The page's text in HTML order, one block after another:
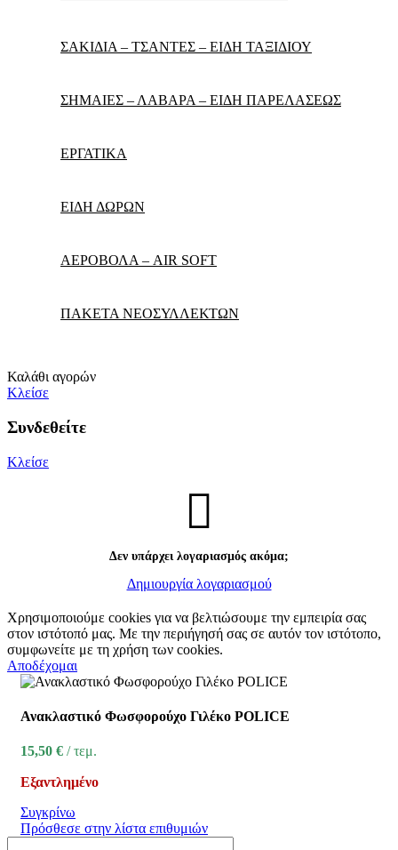
ΣΑΚΙΔΙΑ – ΤΣΑΝΤΕΣ – ΕΙΔΗ ΤΑΞΙΔΙΟΥ
ΣΗΜΑΙΕΣ – ΛΑΒΑΡΑ – ΕΙΔΗ ΠΑΡΕΛΑΣΕΩΣ
ΕΡΓΑΤΙΚΑ
ΕΙΔΗ ΔΩΡΩΝ
ΑΕΡΟΒΟΛΑ – AIR SOFT
ΠΑΚΕΤΑ ΝΕΟΣΥΛΛΕΚΤΩΝ
Καλάθι αγορών
Κλείσε
Συνδεθείτε
Κλείσε
Δεν υπάρχει λογαριασμός ακόμα;
Δημιουργία λογαριασμού
Χρησιμοποιούμε cookies για να βελτιώσουμε την εμπειρία σας
στον ιστότοπό μας. Με την περιήγησή σας σε αυτόν τον ιστότοπο,
συμφωνείτε με τη χρήση των cookies.
Αποδέχομαι
Ανακλαστικό Φωσφορούχο Γιλέκο POLICE
15,50 € τεμ.
Εξαντλημένο
Συγκρίνω
Πρόσθεσε στην λίστα επιθυμιών